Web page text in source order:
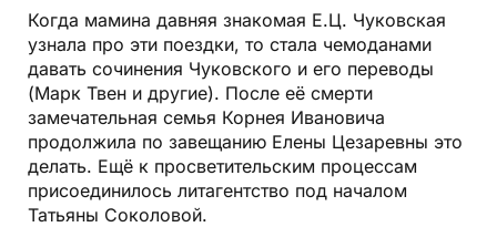
Когда мамина давняя знакомая Е.Ц. Чуковская
узнала про эти поездки, то стала чемоданами
давать сочинения Чуковского и его переводы
(Марк Твен и другие). После её смерти
замечательная семья Корнея Ивановича
продолжила по завещанию Елены Цезаревны это
делать. Ещё к просветительским процессам
присоединилось литагентство под началом
Татьяны Соколовой.